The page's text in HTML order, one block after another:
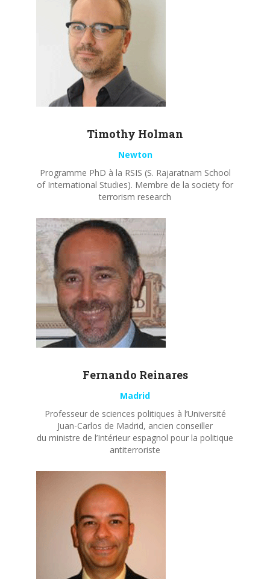
Timothy Holman
Newton
Programme PhD à la RSIS (S. Rajaratnam School
of International Studies). Membre de la society for
terrorism research
Fernando Reinares
Madrid
Professeur de sciences politiques à l’Université
Juan-Carlos de Madrid, ancien conseiller
du ministre de l’Intérieur espagnol pour la politique
antiterroriste